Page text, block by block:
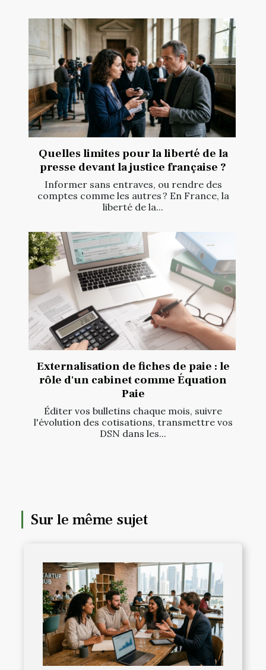
Quelles limites pour la liberté de la
presse devant la justice française ?
Informer sans entraves, ou rendre des
comptes comme les autres ? En France, la
liberté de la...
Externalisation de fiches de paie : le
rôle d'un cabinet comme Équation
Paie
Éditer vos bulletins chaque mois, suivre
l'évolution des cotisations, transmettre vos
DSN dans les...
Sur le même sujet